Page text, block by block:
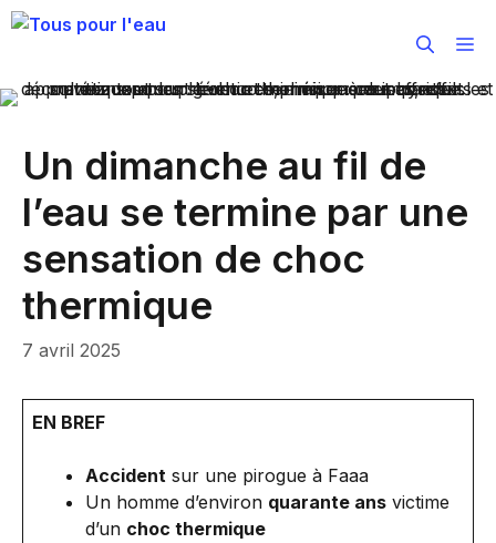
Aller
Un dimanche au fil de
l’eau se termine par une
sensation de choc
thermique
7 avril 2025
EN BREF
Accident sur une pirogue à Faaa
Un homme d’environ quarante ans victime
d’un choc thermique